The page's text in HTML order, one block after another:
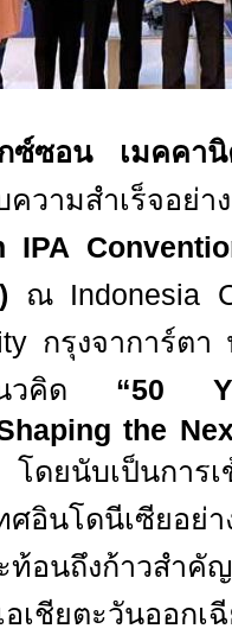
ซ์ซอน เมคคา
ความสำเร็จอย่า
IPA
ณ Indonesia
กรุงจาการ์ตา
วคิด
“50
the
โดยนับเป็นการ
ศอินโดนีเซียอย่
ท้อนถึงก้าวสำคั
เชียตะวันออก